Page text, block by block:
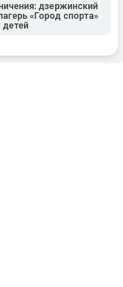
дзержинский
«Город спорта»
детей